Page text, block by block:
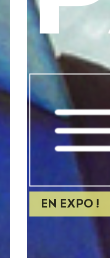
> Les broches
> Les bracelets
EN EXPO !